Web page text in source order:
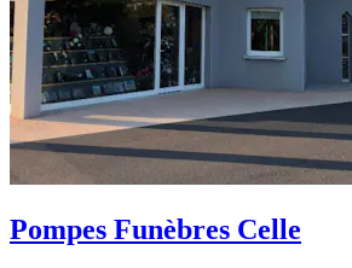
Pompes Funèbres Celle